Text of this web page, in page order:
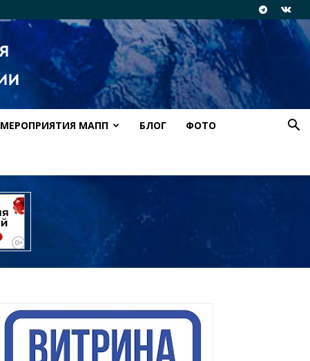
МЕРОПРИЯТИЯ МАПП БЛОГ ФОТО